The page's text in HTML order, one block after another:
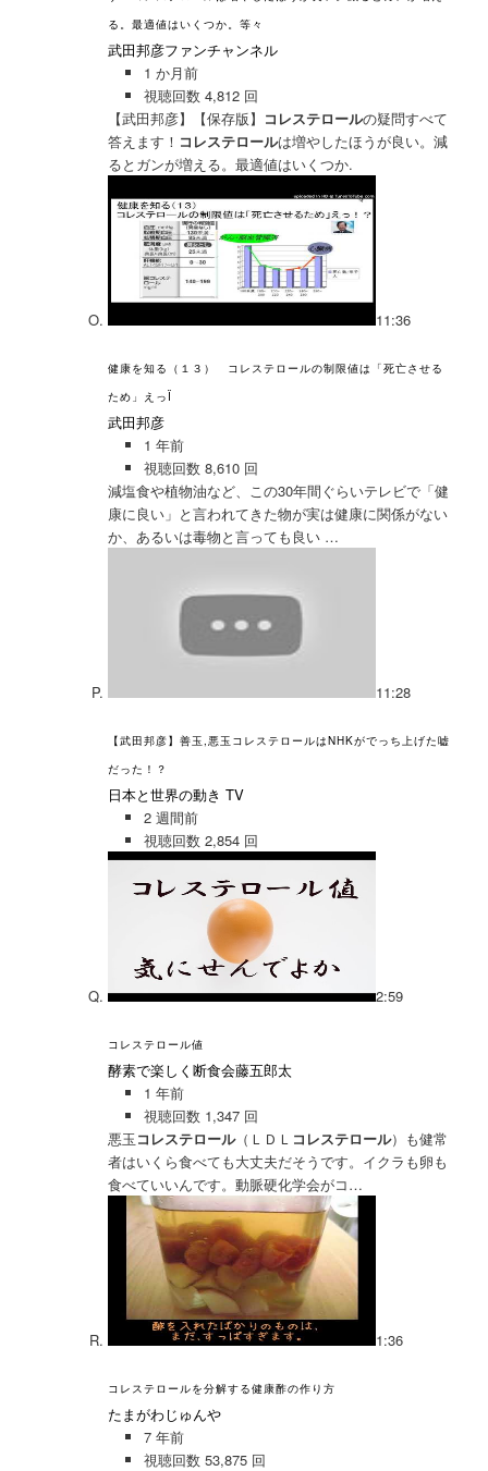
る。最適値はいくつか。等々
武田邦彦ファンチャンネル
1 か月前
視聴回数 4,812 回
【武田邦彦】【保存版】 コレステロールの疑問すべて
答えます！ コレステロールは増やしたほうが良い。減
るとガンが増える。最適値はいくつか.
11:36
健康を知る（１３） コレステロールの制限値は「死亡させる
ため」えっÏ
武田邦彦
1 年前
視聴回数 8,610 回
減塩食や植物油など、この30年間ぐらいテレビで「健
康に良い」と言われてきた物が実は健康に関係がない
か、あるいは毒物と言っても良い …
11:28
【武田邦彦】善玉,悪玉コレステロールはNHKがでっち上げた嘘
だった！？
日本と世界の動き TV
2 週間前
視聴回数 2,854 回
2:59
コレステロール値
酵素で楽しく断食会藤五郎太
1 年前
視聴回数 1,347 回
悪玉コレステロール（ＬＤＬ コレステロール）も健常
者はいくら食べても大丈夫だそうです。イクラも卵も
食べていいんです。動脈硬化学会がコ…
1:36
コレステロールを分解する健康酢の作り方
たまがわじゅんや
7 年前
視聴回数 53,875 回